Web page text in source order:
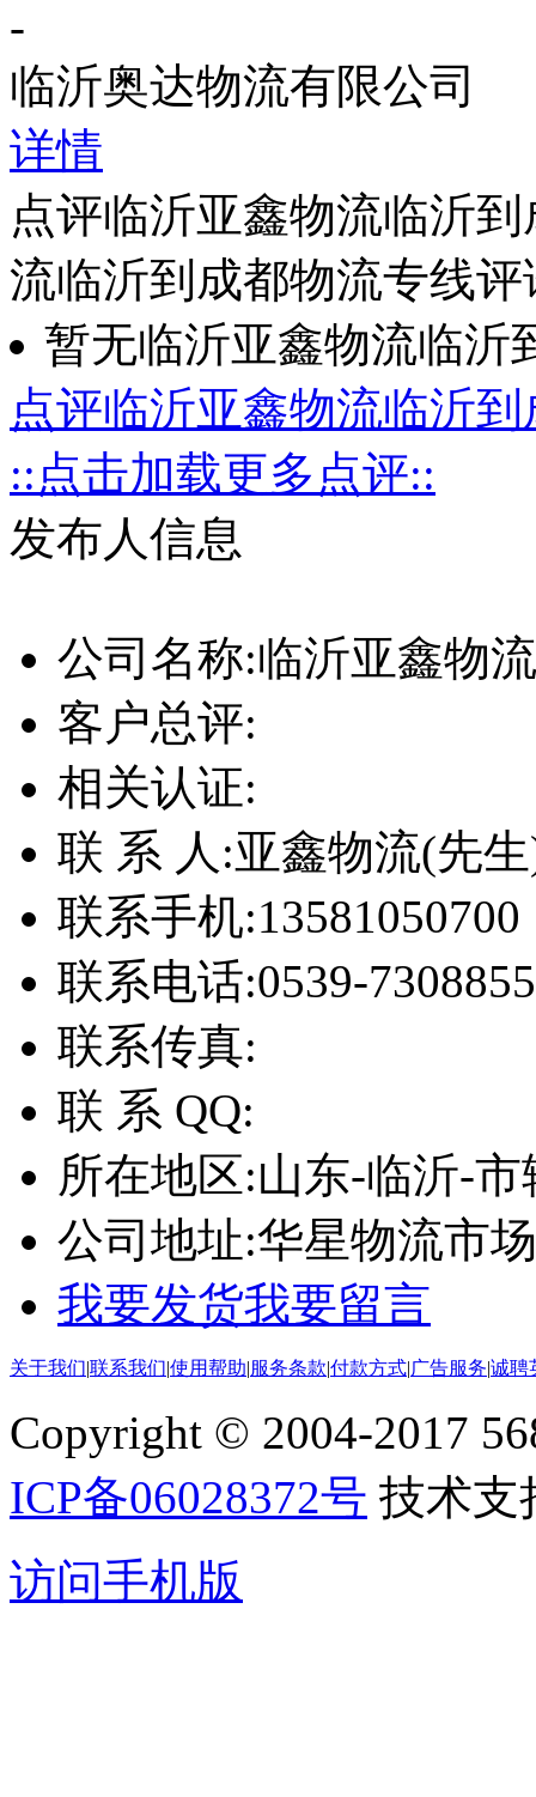
-
临沂奥达物流有限公司
详情
点评临沂亚鑫物流临沂
流临沂到成都物流专线
暂无临沂亚鑫物流临
点评临沂亚鑫物流临沂
::点击加载更多点评::
发布人信息
公司名称:临沂亚鑫物流
客户总评:
相关认证:
联 系 人:亚鑫物流(先
联系手机:13581050700
联系电话:0539-7308855
联系传真:
联 系 QQ:
所在地区:山东-临沂-市
公司地址:华星物流市
我要发货我要留言
关于我们|联系我们|使用帮助|服务条款|付款方式|广告服务|诚聘
Copyright © 2004-2017
ICP备06028372号 技术支
访问手机版